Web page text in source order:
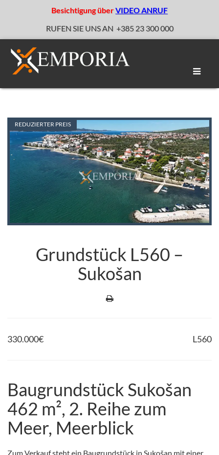
Besichtigung überVIDEO ANRUF
RUFEN SIE UNS AN +385 23 300 000
REDUZIERTER PREIS
Grundstück L560 –
Sukošan
330.000€ L560
Baugrundstück Sukošan
462 m², 2. Reihe zum
Meer, Meerblick
Zum Verkauf steht ein Baugrundstück in Sukošan mit einer